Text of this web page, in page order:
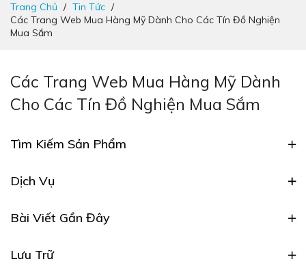
nhanh
đến
nội
Trang Chủ
Tin Tức
Các Trang Web Mua Hàng Mỹ Dành Cho Các Tín Đồ Nghiện
Mua Sắm
Các Trang Web Mua Hàng Mỹ Dành
Cho Các Tín Đồ Nghiện Mua Sắm
Tìm Kiếm Sản Phẩm
Dịch Vụ
Bài Viết Gần Đây
Lưu Trữ